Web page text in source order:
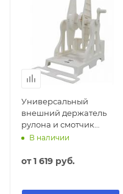
Универсальный
внешний держатель
рулона и смотчик
этикеток BSMART BS-V5
В наличии
от1 619 руб.